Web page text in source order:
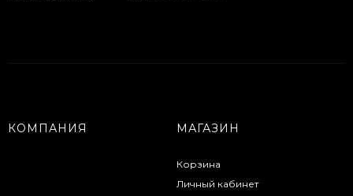
КОМПАНИЯ МАГАЗИН
Корзина
Личный кабинет